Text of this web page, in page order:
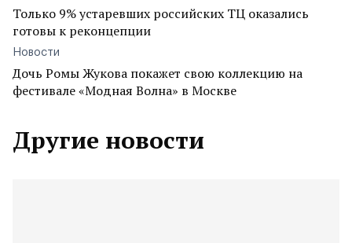
Только 9% устаревших российских ТЦ оказались
готовы к реконцепции
Новости
Дочь Ромы Жукова покажет свою коллекцию на
фестивале «Модная Волна» в Москве
Другие новости